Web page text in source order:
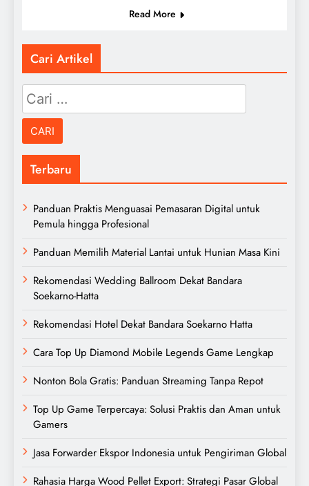
Read More
Cari Artikel
Cari
untuk:
Terbaru
Panduan Praktis Menguasai Pemasaran Digital untuk
Pemula hingga Profesional
Panduan Memilih Material Lantai untuk Hunian Masa Kini
Rekomendasi Wedding Ballroom Dekat Bandara
Soekarno-Hatta
Rekomendasi Hotel Dekat Bandara Soekarno Hatta
Cara Top Up Diamond Mobile Legends Game Lengkap
Nonton Bola Gratis: Panduan Streaming Tanpa Repot
Top Up Game Terpercaya: Solusi Praktis dan Aman untuk
Gamers
Jasa Forwarder Ekspor Indonesia untuk Pengiriman Global
Rahasia Harga Wood Pellet Export: Strategi Pasar Global